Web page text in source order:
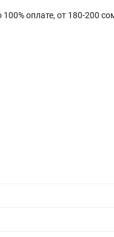
оплате, от 180-200